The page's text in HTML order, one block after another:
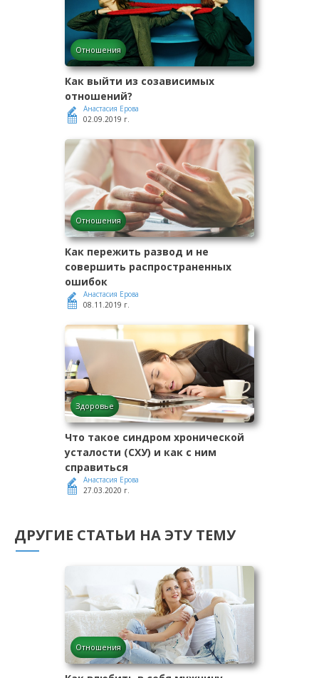
Отношения
Как выйти из созависимых
отношений?
Анастасия Ерова
02.09.2019 г.
Отношения
Как пережить развод и не
совершить распространенных
ошибок
Анастасия Ерова
08.11.2019 г.
Здоровье
Что такое синдром хронической
усталости (СХУ) и как с ним
справиться
Анастасия Ерова
27.03.2020 г.
ДРУГИЕ СТАТЬИ НА ЭТУ ТЕМУ
Отношения